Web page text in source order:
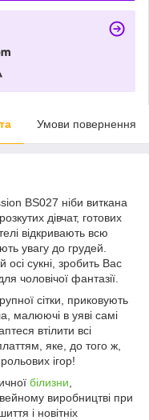
Умови повернення
BS027 ніби виткана
дівчат, готових
відкривають всю
увагу до грудей.
осі сукні, зробить Вас
чоловічої фантазії.
сітки, приковують
малюючі в уяві самі
втілити всі
яке, до того ж,
ігор!
білизни
виробництві при
і новітніх